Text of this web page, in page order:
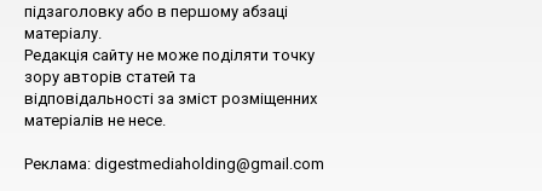
підзаголовку або в першому абзаці
матеріалу.
Редакція сайту не може поділяти точку
зору авторів статей та
відповідальності за зміст розміщенних
матеріалів не несе.
Реклама: digestmediaholding@gmail.com